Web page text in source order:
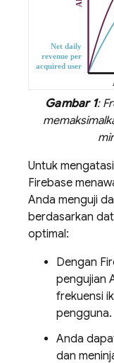
Gambar 1:
Untuk
Firebase
Anda menguji
berdasarkan
optimal:
Dengan
pengujian
frekuensi
pengguna.
Anda
dan